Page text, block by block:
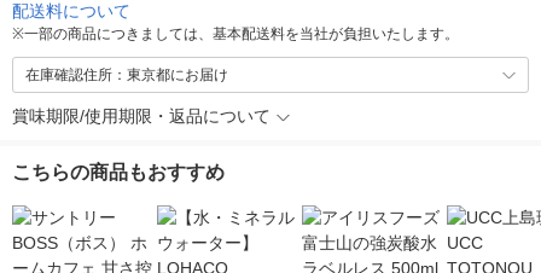
配送料について
※一部の商品につきましては、基本配送料を当社が負担いたします。
在庫確認住所：東京都にお届け
賞味期限/使用期限・返品について
こちらの商品もおすすめ